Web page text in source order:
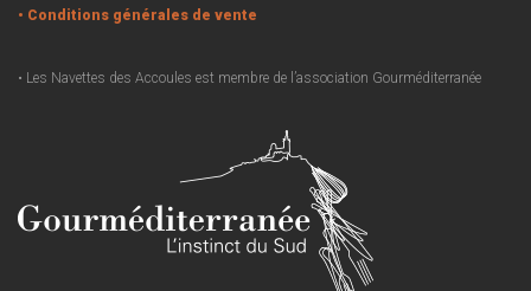
• Conditions générales de vente
• Les Navettes des Accoules est membre de l’association Gourméditerranée